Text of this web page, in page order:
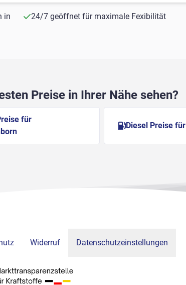
in
24/7 geöffnet für maximale Fexibilität
Preise in Ihrer Nähe sehen?
für
Diesel Preise
Widerruf Datenschutzeinstellungen